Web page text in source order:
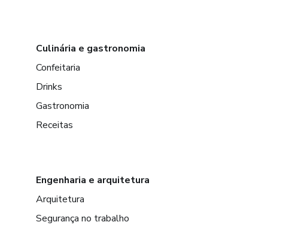
Culinária e gastronomia
Confeitaria
Drinks
Gastronomia
Receitas
Engenharia e arquitetura
Arquitetura
Segurança no trabalho